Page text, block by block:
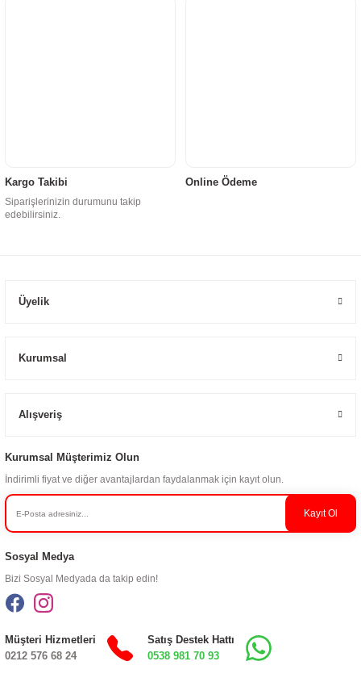
Kargo Takibi
Siparişlerinizin durumunu takip
edebilirsiniz.
Online Ödeme
Üyelik
Kurumsal
Alışveriş
Kurumsal Müşterimiz Olun
İndirimli fiyat ve diğer avantajlardan faydalanmak için kayıt olun.
Kayıt Ol
Sosyal Medya
Bizi Sosyal Medyada da takip edin!
Müşteri Hizmetleri
0212 576 68 24
Satış Destek Hattı
0538 981 70 93